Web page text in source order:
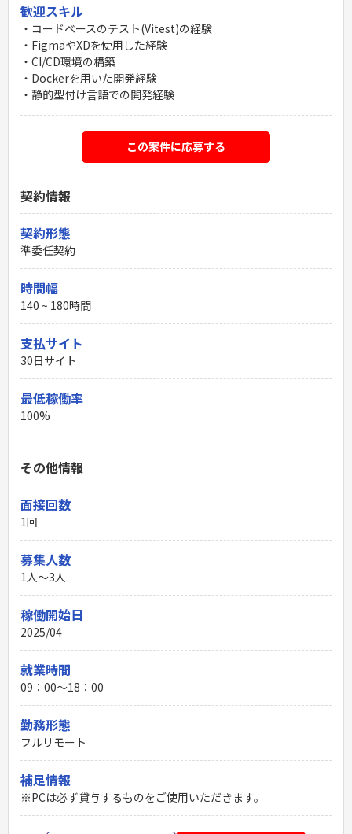
歓迎スキル
・コードベースのテスト(Vitest)の経験
・FigmaやXDを使用した経験
・CI/CD環境の構築
・Dockerを用いた開発経験
・静的型付け言語での開発経験
この案件に応募する
契約情報
契約形態
準委任契約
時間幅
140 ~ 180時間
支払サイト
30日サイト
最低稼働率
100%
その他情報
面接回数
1回
募集人数
1人～3人
稼働開始日
2025/04
就業時間
09：00〜18：00
勤務形態
フルリモート
補足情報
※PCは必ず貸与するものをご使用いただきます。